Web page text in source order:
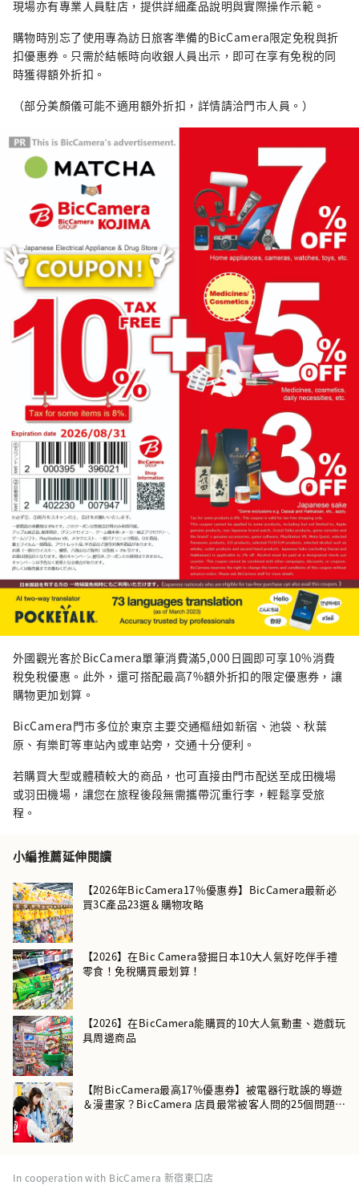
現場亦有專業人員駐店，提供詳細產品說明與實際操作示範。
購物時別忘了使用專為訪日旅客準備的BicCamera限定免稅與折
扣優惠券。只需於結帳時向收銀人員出示，即可在享有免稅的同
時獲得額外折扣。
（部分美顏儀可能不適用額外折扣，詳情請洽門市人員。）
外國觀光客於BicCamera單筆消費滿5,000日圓即可享10%消費
稅免稅優惠。此外，還可搭配最高7%額外折扣的限定優惠券，讓
購物更加划算。
BicCamera門市多位於東京主要交通樞紐如新宿、池袋、秋葉
原、有樂町等車站內或車站旁，交通十分便利。
若購買大型或體積較大的商品，也可直接由門市配送至成田機場
或羽田機場，讓您在旅程後段無需攜帶沉重行李，輕鬆享受旅
程。
小編推薦延伸閱讀
【2026年BicCamera17％優惠券】BicCamera最新必
買3C產品23選＆購物攻略
【2026】在Bic Camera發掘日本10大人氣好吃伴手禮
零食！免稅購買最划算！
【2026】在BicCamera能購買的10大人氣動畫、遊戲玩
具周邊商品
【附BicCamera最高17%優惠券】被電器行耽誤的導遊
＆漫畫家？BicCamera 店員最常被客人問的25個問題
In cooperation with BicCamera 新宿東口店